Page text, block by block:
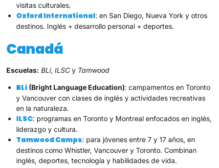
visitas culturales.
Oxford International: en San Diego, Nueva York y otros
destinos. Inglés + desarrollo personal + deportes.
Canadá
Escuelas: BLi,ILSC y Tamwood
BLi (Bright Language Education): campamentos en Toronto
y Vancouver con clases de inglés y actividades recreativas
en la naturaleza.
ILSC: programas en Toronto y Montreal enfocados en inglés,
liderazgo y cultura.
Tamwood Camps: para jóvenes entre 7 y 17 años, en
destinos como Whistler, Vancouver y Toronto. Combinan
inglés, deportes, tecnología y habilidades de vida.